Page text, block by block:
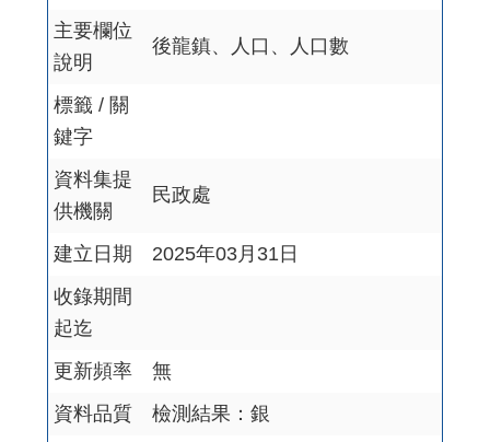
主要欄位
說明
後龍鎮、人口、人口數
標籤 / 關
鍵字
資料集提
供機關
民政處
建立日期
2025年03月31日
收錄期間
起迄
更新頻率
無
資料品質
檢測結果：銀